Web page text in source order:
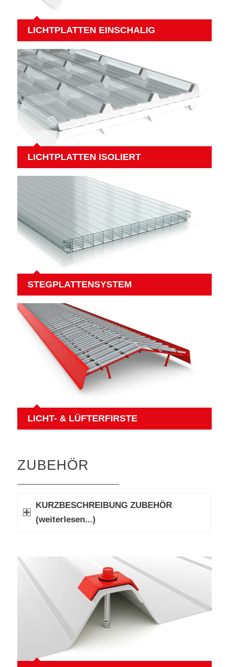
LICHTPLATTEN EINSCHALIG
LICHTPLATTEN ISOLIERT
STEGPLATTENSYSTEM
LICHT- & LÜFTERFIRSTE
ZUBEHÖR
KURZBESCHREIBUNG ZUBEHÖR
(weiterlesen...)